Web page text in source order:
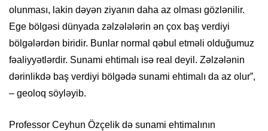
olunması, lakin dəyən ziyanın daha az olması gözlənilir.
Ege bölgəsi dünyada zəlzələlərin ən çox baş verdiyi
bölgələrdən biridir. Bunlar normal qəbul etməli olduğumuz
fəaliyyətlərdir. Sunami ehtimalı isə real deyil. Zəlzələnin
dərinlikdə baş verdiyi bölgədə sunami ehtimalı da az olur”,
– geoloq söyləyib.
Professor Ceyhun Özçelik də sunami ehtimalının